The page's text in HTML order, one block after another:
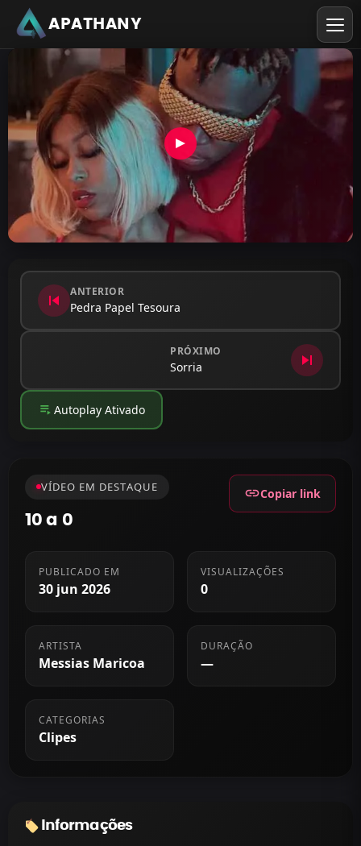
APATHANY
skip_previous ANTERIOR
Pedra Papel Tesoura
PRÓXIMO
Sorria skip_next
playlist_play Autoplay Ativado
VÍDEO EM DESTAQUE
10 a 0
linkCopiar link
PUBLICADO EM
30 jun 2026
VISUALIZAÇÕES
0
ARTISTA
Messias Maricoa
DURAÇÃO
—
CATEGORIAS
Clipes
Informações